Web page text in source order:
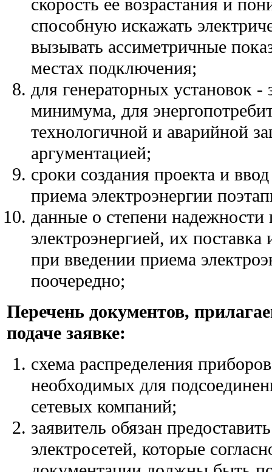
скорость ее возрастания и
способную искажать
вызывать ассиметричные
местах подключения;
для генераторных установок -
минимума, для
технологичной и аварийной
аргументацией;
сроки создания проекта и
приема электроэнергии
данные о степени
электроэнергией, их
при введении приема
поочередно;
Перечень документов,
подаче заявке:
схема распределения
необходимых для
сетевых компаний;
заявитель обязан
электросетей, которые